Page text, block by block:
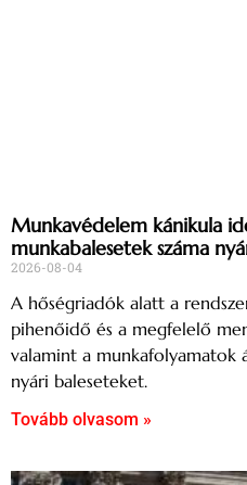
Munkavédelem kánikula
munkabalesetek száma
2026-08-04
A hőségriadók alatt a
pihenőidő és a megfelelő
valamint a munkafolyamatok
nyári baleseteket.
Tovább olvasom »